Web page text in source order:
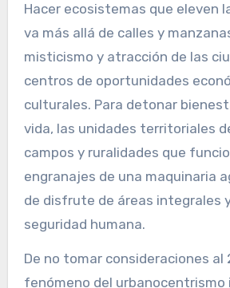
Hacer ecosistemas que eleven
va más allá de calles y
misticismo y atracción de las
centros de oportunidades
culturales. Para detonar
vida, las unidades territoriales
campos y ruralidades que
engranajes de una maquinaria
de disfrute de áreas integrales
seguridad humana.
De no tomar consideraciones al
fenómeno del urbanocentrismo